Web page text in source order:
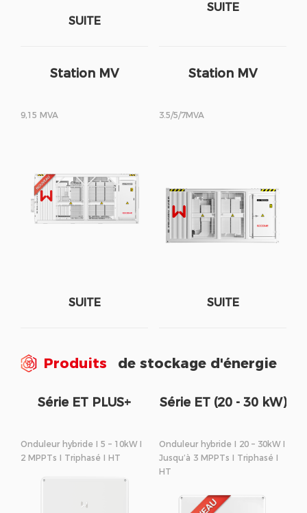
SUITE
SUITE
Station MV
9,15 MVA
SUITE
Station MV
3.5/5/7MVA
SUITE
Produits de stockage d'énergie
Série ET PLUS+
Onduleur hybride I 5 – 10kW I
2 MPPTs I Triphasé I HT
Série ET (20 - 30 kW)
Onduleur hybride I 20 – 30kW I
Jusqu’à 3 MPPTs I Triphasé I
HT